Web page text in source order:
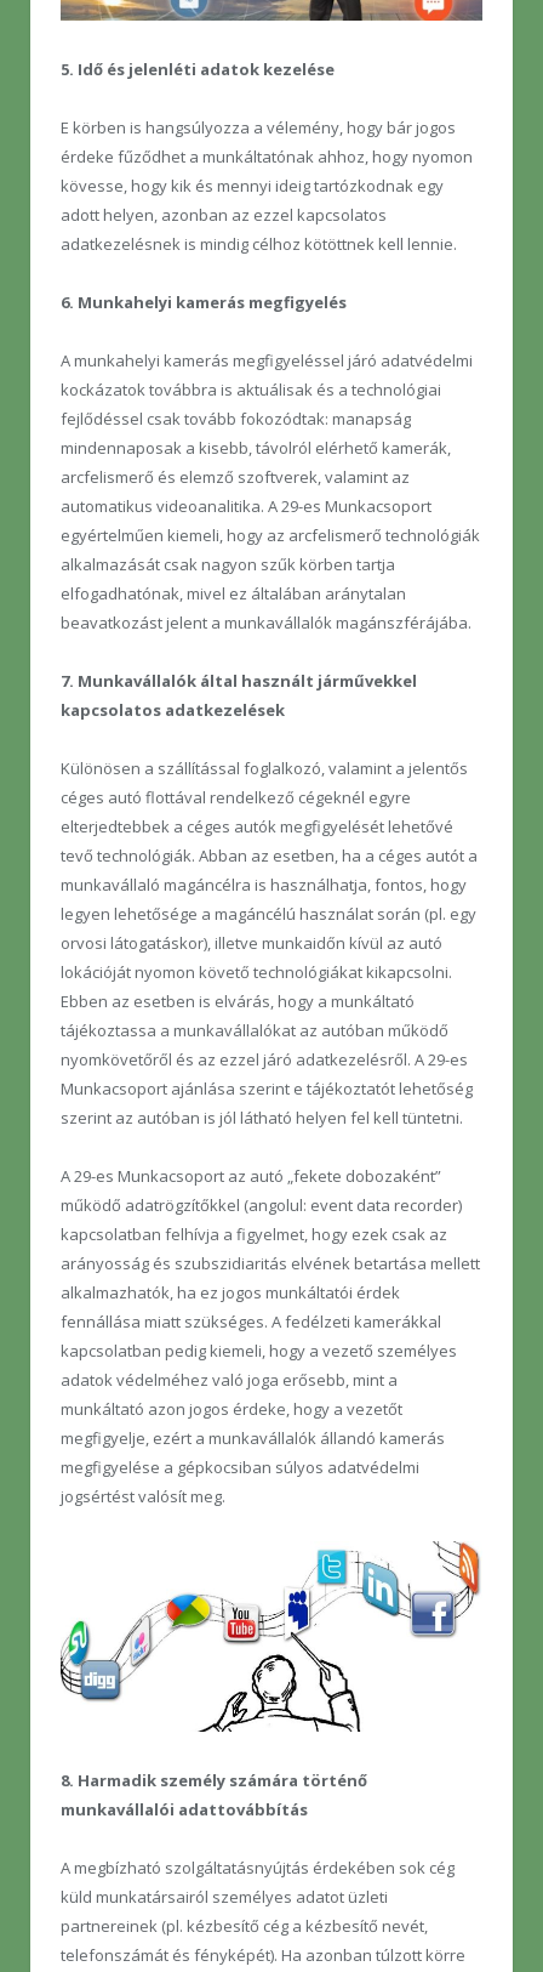
5. Idő és jelenléti adatok kezelése
E körben is hangsúlyozza a vélemény, hogy bár jogos
érdeke fűződhet a munkáltatónak ahhoz, hogy nyomon
kövesse, hogy kik és mennyi ideig tartózkodnak egy
adott helyen, azonban az ezzel kapcsolatos
adatkezelésnek is mindig célhoz kötöttnek kell lennie.
6. Munkahelyi kamerás megfigyelés
A munkahelyi kamerás megfigyeléssel járó adatvédelmi
kockázatok továbbra is aktuálisak és a technológiai
fejlődéssel csak tovább fokozódtak: manapság
mindennaposak a kisebb, távolról elérhető kamerák,
arcfelismerő és elemző szoftverek, valamint az
automatikus videoanalitika. A 29-es Munkacsoport
egyértelműen kiemeli, hogy az arcfelismerő technológiák
alkalmazását csak nagyon szűk körben tartja
elfogadhatónak, mivel ez általában aránytalan
beavatkozást jelent a munkavállalók magánszférájába.
7. Munkavállalók által használt járművekkel
kapcsolatos adatkezelések
Különösen a szállítással foglalkozó, valamint a jelentős
céges autó flottával rendelkező cégeknél egyre
elterjedtebbek a céges autók megfigyelését lehetővé
tevő technológiák. Abban az esetben, ha a céges autót a
munkavállaló magáncélra is használhatja, fontos, hogy
legyen lehetősége a magáncélú használat során (pl. egy
orvosi látogatáskor), illetve munkaidőn kívül az autó
lokációját nyomon követő technológiákat kikapcsolni.
Ebben az esetben is elvárás, hogy a munkáltató
tájékoztassa a munkavállalókat az autóban működő
nyomkövetőről és az ezzel járó adatkezelésről. A 29-es
Munkacsoport ajánlása szerint e tájékoztatót lehetőség
szerint az autóban is jól látható helyen fel kell tüntetni.
A 29-es Munkacsoport az autó „fekete dobozaként”
működő adatrögzítőkkel (angolul: event data recorder)
kapcsolatban felhívja a figyelmet, hogy ezek csak az
arányosság és szubszidiaritás elvének betartása mellett
alkalmazhatók, ha ez jogos munkáltatói érdek
fennállása miatt szükséges. A fedélzeti kamerákkal
kapcsolatban pedig kiemeli, hogy a vezető személyes
adatok védelméhez való joga erősebb, mint a
munkáltató azon jogos érdeke, hogy a vezetőt
megfigyelje, ezért a munkavállalók állandó kamerás
megfigyelése a gépkocsiban súlyos adatvédelmi
jogsértést valósít meg.
8. Harmadik személy számára történő
munkavállalói adattovábbítás
A megbízható szolgáltatásnyújtás érdekében sok cég
küld munkatársairól személyes adatot üzleti
partnereinek (pl. kézbesítő cég a kézbesítő nevét,
telefonszámát és fényképét). Ha azonban túlzott körre